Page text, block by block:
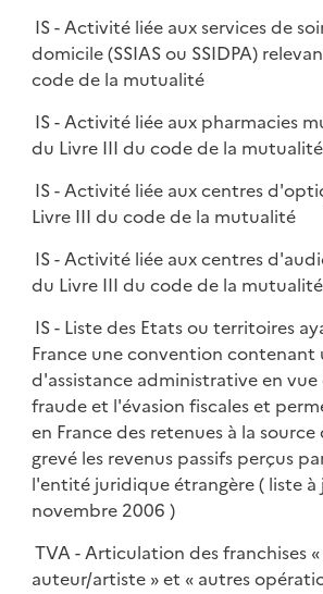
IS - Activité liée aux services de
domicile (SSIAS ou SSIDPA)
code de la mutualité
IS - Activité liée aux pharmacies
du Livre III du code de la mutualité
IS - Activité liée aux centres
Livre III du code de la mutualité
IS - Activité liée aux centres
du Livre III du code de la mutualité
IS - Liste des Etats ou territoires
France une convention contenant
d'assistance administrative en
fraude et l'évasion fiscales et
en France des retenues à la
grevé les revenus passifs perçus
l'entité juridique étrangère ( liste à
novembre 2006 )
TVA - Articulation des franchises
auteur/artiste » et « autres